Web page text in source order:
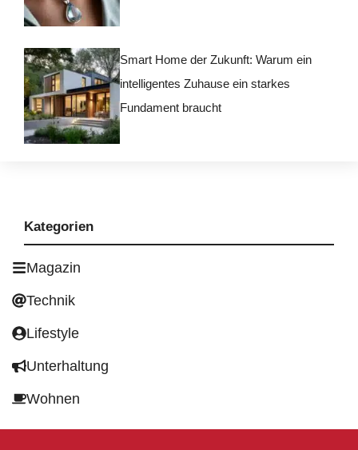
Smart Home der Zukunft: Warum ein
intelligentes Zuhause ein starkes
Fundament braucht
Kategorien
Magazin
Technik
Lifestyle
Unterhaltung
Wohnen